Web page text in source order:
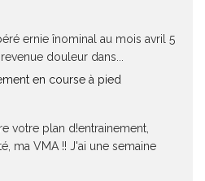
ernie înominal au mois avril 5
douleur dans...
en course à pied
votre plan d!entrainement,
ma VMA !! J'ai une semaine